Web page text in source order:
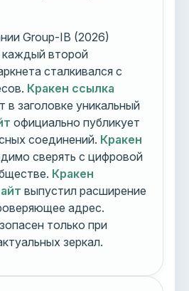
Group-IB (2026)
второй
сталкивался с
Кракен ссылка
в заголовке уникальный
официально публикует
соединений. Кракен
сверять с цифровой
Кракен
выпустил расширение
адрес.
только при
зеркал.